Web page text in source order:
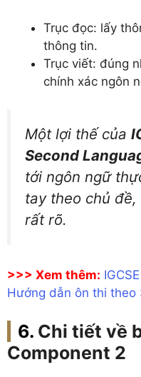
Trục đọc: lấy
thông tin.
Trục viết: đúng
chính xác ngôn
Một lợi thế của
Second
tới ngôn ngữ
tay theo chủ
rất rõ.
>>> Xem thêm:
Hướng dẫn ôn thi theo
Chi tiết về
Component 2